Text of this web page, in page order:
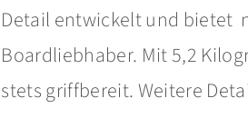
Detail entwickelt und bietet
Boardliebhaber. Mit 5,2
stets griffbereit. Weitere